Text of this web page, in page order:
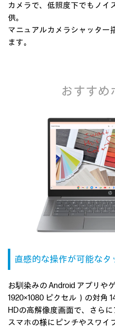
カメラで、低照度下でもノイ
供。
マニュアルカメラシャッター
ます。
おすすめ
直感的な操作が可能な
お馴染みの Android アプリや
1920×1080 ピクセル）の対角
HDの高解像度画面で、
さら
スマホの様にピンチやスワイ